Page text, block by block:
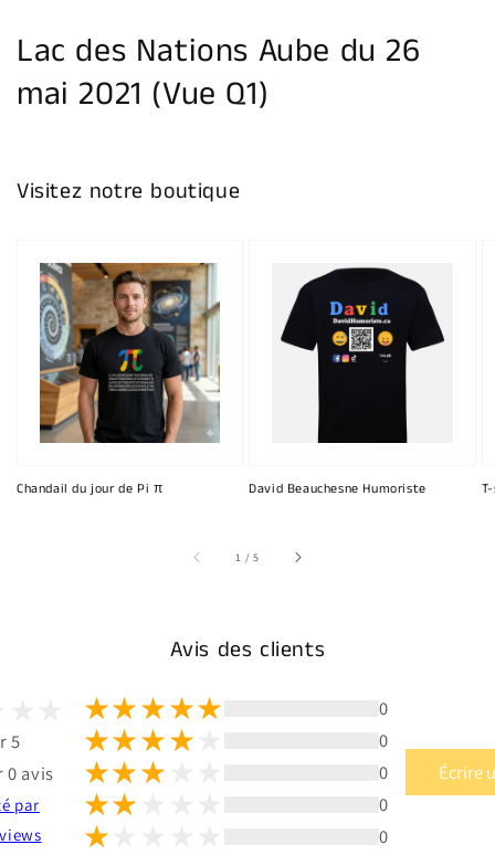
Lac des Nations Aube du 26
mai 2021 (Vue Q1)
Visitez notre boutique
Chandail du jour de Pi π David Beauchesne Humoriste
1 /sur
5
Avis des clients
5
0 avis
par
0
0
0
0
0
Écrire